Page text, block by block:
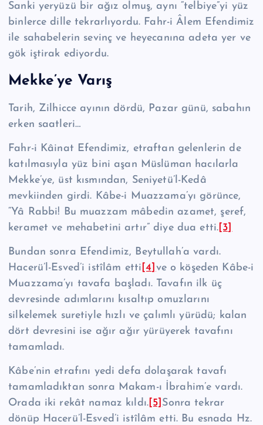
Sanki yeryüzü bir ağız olmuş, aynı “telbiye”yi yüz
binlerce dille tek­rarlı­yordu. Fahr-i Âlem Efendimiz
ile sahabelerin sevinç ve heye­canına adeta yer ve
gök iştirak ediyordu.
Mekke’ye Varış
Tarih, Zilhicce ayının dördü, Pazar günü, sabahın
erken saatleri…
Fahr-i Kâinat Efendimiz, etraftan gelenlerin de
katılmasıyla yüz bini aşan Müslüman hacılarla
Mekke’ye, üst kısmından, Seniye­tü’l-Kedâ
mevkiinden girdi. Kâbe-i Muazzama’yı görünce,
“Yâ Rabbi! Bu muazzam mâbedin azamet, şeref,
keramet ve mehabetini artır” diye dua etti. [3]
Bundan sonra Efendimiz, Beytullah’a vardı.
Hacerü’l-Es­ved’i istîlâm etti [4] ve o köşeden Kâbe-i
Muazzama’yı tavafa başladı. Tavafın ilk üç
devresinde adımlarını kısaltıp omuzlarını
silkelemek suretiyle hızlı ve çalımlı yürüdü; ka­lan
dört devresini ise ağır ağır yürüyerek tavafını
tamamladı.
Kâbe’nin etrafını yedi defa dolaşarak tavafı
tamamladıktan sonra Makam-ı İb­rahim’e vardı.
Orada iki rekât namaz kıldı. [5] Sonra tekrar
dönüp Hacerü’l-Esved’i istîlâm etti. Bu esnada Hz.